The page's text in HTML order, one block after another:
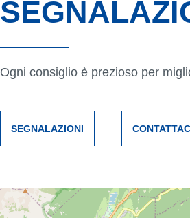
Ogni consiglio è prezioso per
SEGNALAZIONI